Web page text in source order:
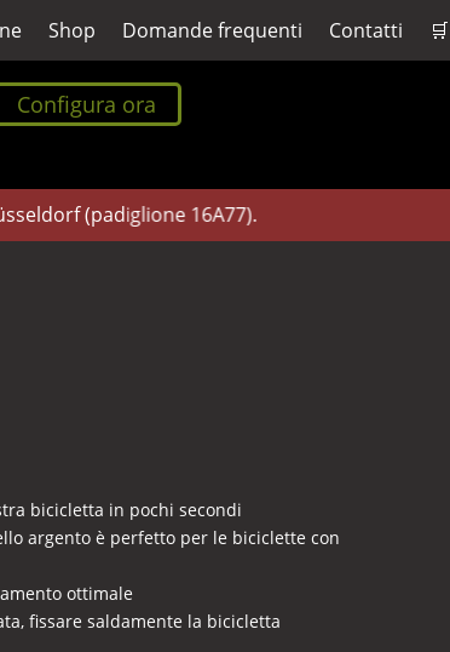
Shop Domande frequenti Contatti 🛒
Configura ora
(padiglione 16A77).
bicicletta in pochi secondi
argento è perfetto per le biciclette con
ottimale
fissare saldamente la bicicletta